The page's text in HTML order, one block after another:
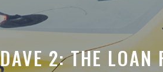
2: THE LOAN